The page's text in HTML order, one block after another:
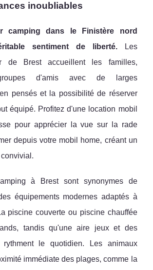
inoubliables
camping dans le Finistère nord
sentiment de liberté.Les
de Brest accueillent les familles,
d'amis avec de larges
pensés et la possibilité de réserver
équipé. Profitez d'une location mobil
pour apprécier la vue sur la rade
depuis votre mobil home, créant un
à Brest sont synonymes de
équipements modernes adaptés à
piscine couverte ou piscine chauffée
tandis qu'une aire jeux et des
rythment le quotidien. Les animaux
immédiate des plages, comme la